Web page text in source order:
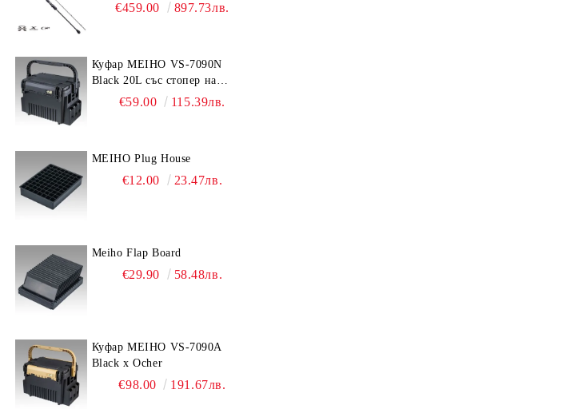
€459.00 897.73лв.
Куфар MEIHO VS-7090N
Black 20L със стопер на
дръжката€59.00 115.39лв.
MEIHO Plug House
€12.00 23.47лв.
Meiho Flap Board
€29.90 58.48лв.
Куфар MEIHO VS-7090A
Black x Ocher
€98.00 191.67лв.